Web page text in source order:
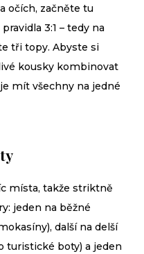
očích, začněte tu
3:1 – tedy na
tři topy. Abyste si
kousky kombinovat
mít všechny na jedné
místa, takže striktně
jeden na běžné
další na delší
turistické boty) a jeden